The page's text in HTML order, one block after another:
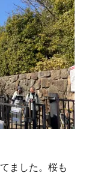
ました。桜も